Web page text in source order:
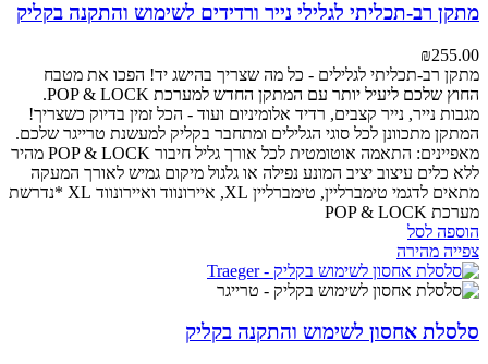
מתקן רב-תכליתי לגלילי נייר ורדידים לשימוש והתקנה בקליק
₪255.00
מתקן רב-תכליתי לגלילים - כל מה שצריך בהישג יד! הפכו את מטבח
החוץ שלכם ליעיל יותר עם המתקן החדש למערכת POP & LOCK.
מגבות נייר, נייר קצבים, רדיד אלומיניום ועוד - הכל זמין בדיוק כשצריך!
המתקן מתכוונן לכל סוגי הגלילים ומתחבר בקליק למעשנת טרייגר שלכם.
מאפיינים: התאמה אוטומטית לכל אורך גליל
חיבור POP & LOCK מהיר
ללא כלים עיצוב יציב המונע נפילה או גלגול מיקום גמיש לאורך המעקה
מתאים לדגמי טימברליין, טימברליין XL, איירונווד ואיירונווד XL
*נדרשת
מערכת POP & LOCK
הוספה לסל
צפייה מהירה
סלסלת אחסון לשימוש והתקנה בקליק